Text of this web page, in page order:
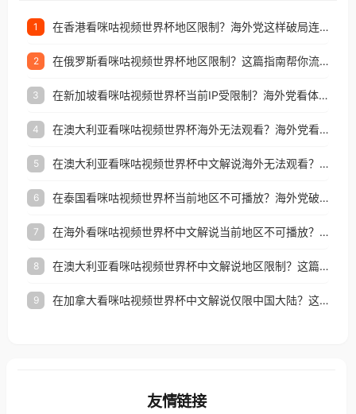
1 在香港看咪咕视频世界杯地区限制？海外党这样破局连看7天不卡顿！
2 在俄罗斯看咪咕视频世界杯地区限制？这篇指南帮你流畅看中文解说赛事
3 在新加坡看咪咕视频世界杯当前IP受限制？海外党看体育赛事的终极破局指南
4 在澳大利亚看咪咕视频世界杯海外无法观看？海外党看国内体育直播的终极解法
5 在澳大利亚看咪咕视频世界杯中文解说海外无法观看？这篇指南帮你搞定所有体育直播难题
6 在泰国看咪咕视频世界杯当前地区不可播放？海外党破局看中文解说赛事指南
7 在海外看咪咕视频世界杯中文解说当前地区不可播放？这篇指南帮你搞定所有体育赛事直播难题
8 在澳大利亚看咪咕视频世界杯中文解说地区限制？这篇指南帮你搞定海外观赛难题
9 在加拿大看咪咕视频世界杯中文解说仅限中国大陆？这篇指南帮你轻松解锁中文解说和赛事直播
友情链接